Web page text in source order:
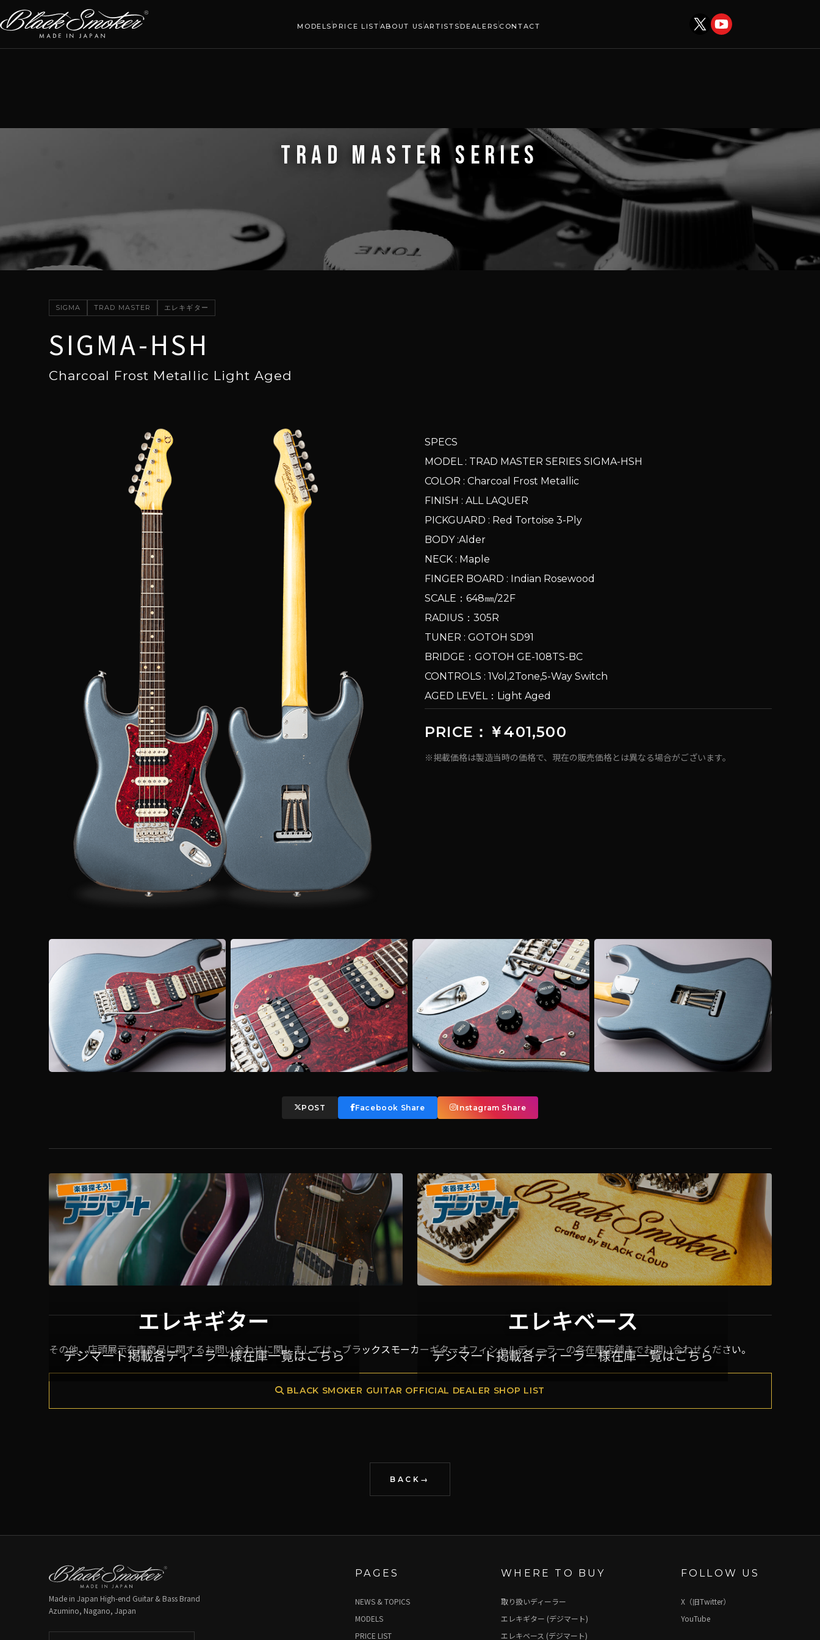
MODELS PRICE LIST ABOUT US ARTISTSDEALERS CONTACT
TRAD MASTER SERIES
SIGMA TRAD MASTER エレキギター
SIGMA-HSH
Charcoal Frost Metallic Light Aged
SPECS
MODEL : TRAD MASTER SERIES SIGMA-HSH
COLOR : Charcoal Frost Metallic
FINISH : ALL LAQUER
PICKGUARD : Red Tortoise 3-Ply
BODY :Alder
NECK : Maple
FINGER BOARD : Indian Rosewood
SCALE：648㎜/22F
RADIUS：305R
TUNER : GOTOH SD91
BRIDGE：GOTOH GE-108TS-BC
CONTROLS : 1Vol,2Tone,5-Way Switch
AGED LEVEL：Light Aged
PRICE：￥401,500
※掲載価格は製造当時の価格で、現在の販売価格とは異なる場合がございます。
POST Facebook Share Instagram Share
エレキギター
デジマート掲載各ディーラー様在庫一覧はこちら
エレキベース
デジマート掲載各ディーラー様在庫一覧はこちら
その他、店頭展示在庫商品に関するお問い合わせに関しましては、ブラックスモーカーギターオフィシャルディーラーの各在庫店舗までお問い合わせください。
BLACK SMOKER GUITAR OFFICIAL DEALER SHOP LIST
BACK
Made in Japan High-end Guitar & Bass Brand
Azumino, Nagano, Japan
PAGES
NEWS & TOPICS
MODELS
PRICE LIST
WHERE TO BUY
取り扱いディーラー
エレキギター (デジマート)
エレキベース (デジマート)
FOLLOW US
X（旧Twitter）
YouTube